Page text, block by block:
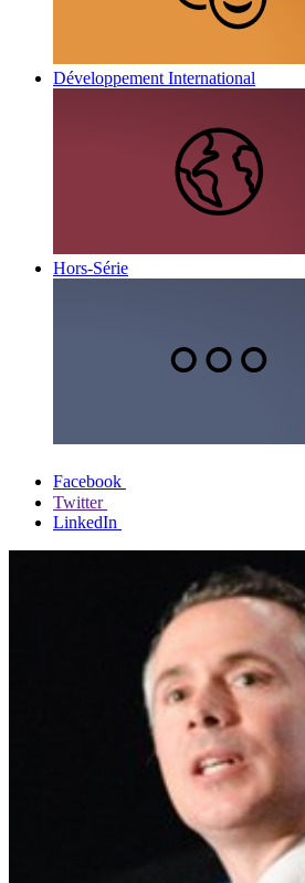
Développement International
Hors-Série
Facebook
Twitter
LinkedIn